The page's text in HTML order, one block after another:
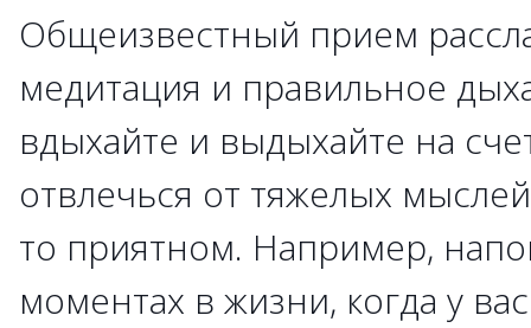
Общеизвестный прием
медитация и правильное
вдыхайте и выдыхайте на
отвлечься от тяжелых
то приятном. Например,
моментах в жизни, когда у